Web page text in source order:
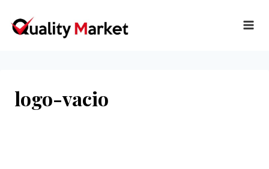
contenido
logo-vacio